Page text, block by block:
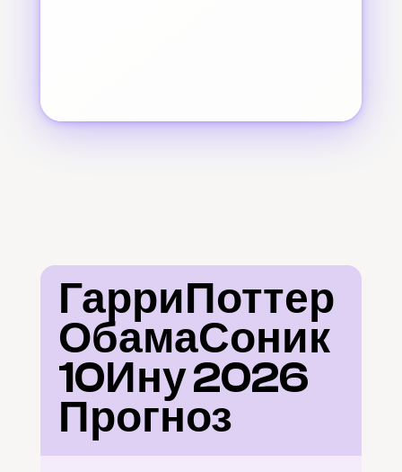
ГарриПоттер
ОбамаСоник
10Ину 2026
Прогноз